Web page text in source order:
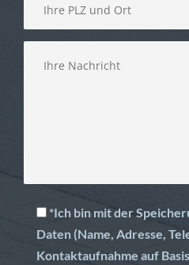
*Ich bin mit der
Daten (Name, Adresse,
Kontaktaufnahme auf